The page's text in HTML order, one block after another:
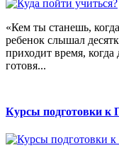
«Кем ты станешь,
ребенок слышал
приходит время, когда
готовя...
Курсы подготовки к